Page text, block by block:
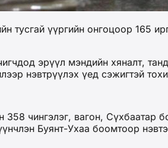
үүргийн онгоцоор 165
эрүүл мэндийн хяналт,
нэвтрүүлэх үед сэжигтэй
чингэлэг, вагон, Сүхбаатар
Буянт-Ухаа боомтоор